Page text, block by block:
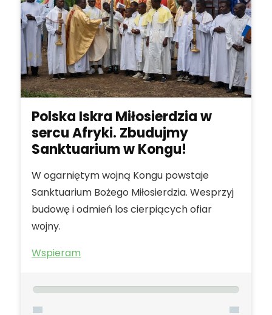
Polska Iskra Miłosierdzia w
sercu Afryki. Zbudujmy
Sanktuarium w Kongu!
W ogarniętym wojną Kongu powstaje
Sanktuarium Bożego Miłosierdzia. Wesprzyj
budowę i odmień los cierpiących ofiar
wojny.
Wspieram